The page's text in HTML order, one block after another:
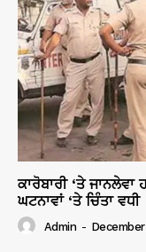
ਕਾਰੋਬਾਰੀ ‘ਤੇ
ਘਟਨਾਵਾਂ ‘ਤੇ ਚਿੰਤਾ ਵਧੀ
Admin -